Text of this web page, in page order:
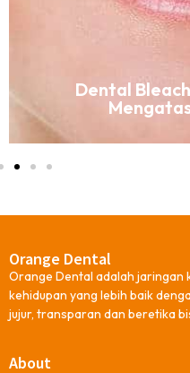
Dental
Orange Dental
Orange Dental adalah jaringan
kehidupan yang lebih baik
jujur, transparan dan beretika
About